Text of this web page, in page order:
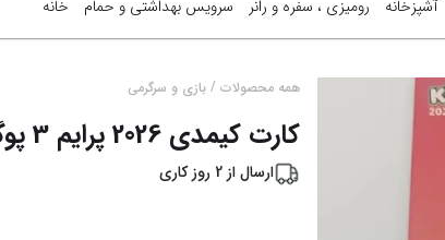
آشپزخانه رومیزی ، سفره و رانر سرویس بهداشتی و حمام خانه
همه محصولات / بازی و سرگرمی
کارت کیمدی 2026 پرایم 3 پوگبا
ارسال از 2 روز کاری